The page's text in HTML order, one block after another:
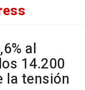
al
14.200
la tensión